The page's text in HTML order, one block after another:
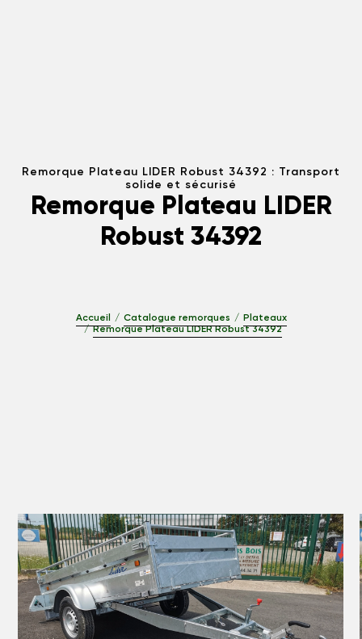
Remorque Plateau LIDER Robust 34392 : Transport
solide et sécurisé
Remorque Plateau LIDER
Robust 34392
Accueil Catalogue remorques
Plateaux
Remorque Plateau LIDER Robust 34392